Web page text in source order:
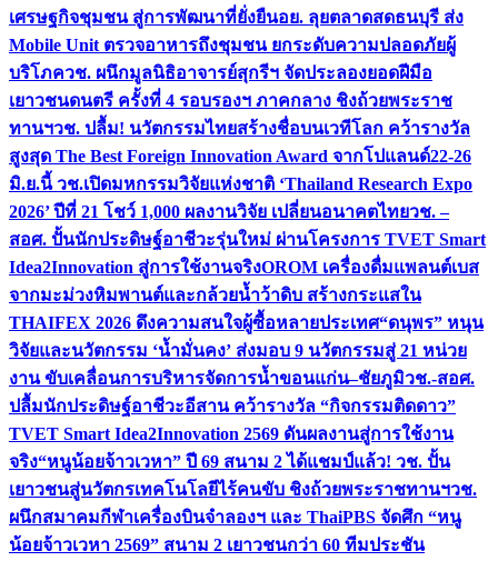
เศรษฐกิจชุมชน สู่การพัฒนาที่ยั่งยืนอย. ลุยตลาดสดธนบุรี ส่ง
Mobile Unit ตรวจอาหารถึงชุมชน ยกระดับความปลอดภัยผู้
บริโภควช. ผนึกมูลนิธิอาจารย์สุกรีฯ จัดประลองยอดฝีมือ
เยาวชนดนตรี ครั้งที่ 4 รอบรองฯ ภาคกลาง ชิงถ้วยพระราช
ทานฯวช. ปลื้ม! นวัตกรรมไทยสร้างชื่อบนเวทีโลก คว้ารางวัล
สูงสุด The Best Foreign Innovation Award จากโปแลนด์22-26
มิ.ย.นี้ วช.เปิดมหกรรมวิจัยแห่งชาติ ‘Thailand Research Expo
2026’ ปีที่ 21 โชว์ 1,000 ผลงานวิจัย เปลี่ยนอนาคตไทยวช. –
สอศ. ปั้นนักประดิษฐ์อาชีวะรุ่นใหม่ ผ่านโครงการ TVET Smart
Idea2Innovation สู่การใช้งานจริงOROM เครื่องดื่มแพลนต์เบส
จากมะม่วงหิมพานต์และกล้วยน้ำว้าดิบ สร้างกระแสใน
THAIFEX 2026 ดึงความสนใจผู้ซื้อหลายประเทศ“ดนุพร” หนุน
วิจัยและนวัตกรรม ‘น้ำมั่นคง’ ส่งมอบ 9 นวัตกรรมสู่ 21 หน่วย
งาน ขับเคลื่อนการบริหารจัดการน้ำขอนแก่น–ชัยภูมิวช.-สอศ.
ปลื้มนักประดิษฐ์อาชีวะอีสาน คว้ารางวัล “กิจกรรมติดดาว”
TVET Smart Idea2Innovation 2569 ดันผลงานสู่การใช้งาน
จริง“หนูน้อยจ้าวเวหา” ปี 69 สนาม 2 ได้แชมป์แล้ว! วช. ปั้น
เยาวชนสู่นวัตกรเทคโนโลยีไร้คนขับ ชิงถ้วยพระราชทานฯวช.
ผนึกสมาคมกีฬาเครื่องบินจำลองฯ และ ThaiPBS จัดศึก “หนู
น้อยจ้าวเวหา 2569” สนาม 2 เยาวชนกว่า 60 ทีมประชัน